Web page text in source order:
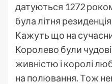
датуються 1272
була літня
Кажуть що на
Королево були чудові
живністю і королі
на полювання. Тож